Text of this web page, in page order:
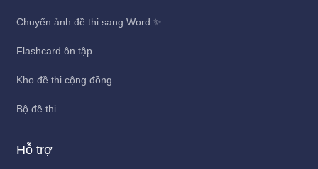
Chuyển ảnh đề thi sang Word ✨
Flashcard ôn tập
Kho đề thi cộng đồng
Bộ đề thi
Hỗ trợ